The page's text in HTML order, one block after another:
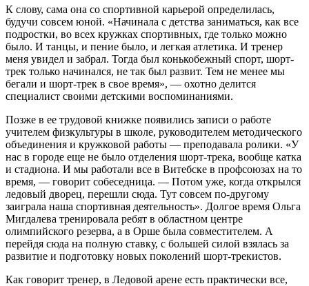
К слову, сама она со спортивной карьерой определилась,
будучи совсем юной. «Начинала с детства заниматься, как все
подростки, во всех кружках спортивных, где только можно
было. И танцы, и пение было, и легкая атлетика. И тренер
меня увидел и забрал. Тогда был конькобежный спорт, шорт-
трек только начинался, не так был развит. Тем не менее мы
бегали и шорт-трек в свое время», — охотно делится
специалист своими детскими воспоминаниями.
Позже в ее трудовой книжке появились записи о работе
учителем физкультуры в школе, руководителем методического
объединения и кружковой работы — преподавала ролики. «У
нас в городе еще не было отделения шорт-трека, вообще катка
и стадиона. И мы работали все в Витебске в профсоюзах на то
время, — говорит собеседница. — Потом уже, когда открылся
ледовый дворец, перешли сюда. Тут совсем по-другому
заиграла наша спортивная деятельность». Долгое время Ольга
Мигдалева тренировала ребят в областном центре
олимпийского резерва, а в Орше была совместителем. А
перейдя сюда на полную ставку, с большей силой взялась за
развитие и подготовку новых поколений шорт-трекистов.
Как говорит тренер, в Ледовой арене есть практически все,